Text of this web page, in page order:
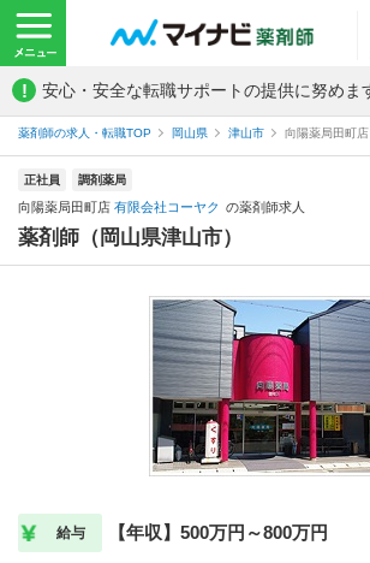
! 安心・安全な転職サポートの提供に努めま
薬剤師の求人・転職TOP 岡山県 津山市 向陽薬局田町
正社員 調剤薬局
向陽薬局田町店 有限会社コーヤク の薬剤師求人
薬剤師（岡山県津山市）
給与 【年収】500万円～800万円